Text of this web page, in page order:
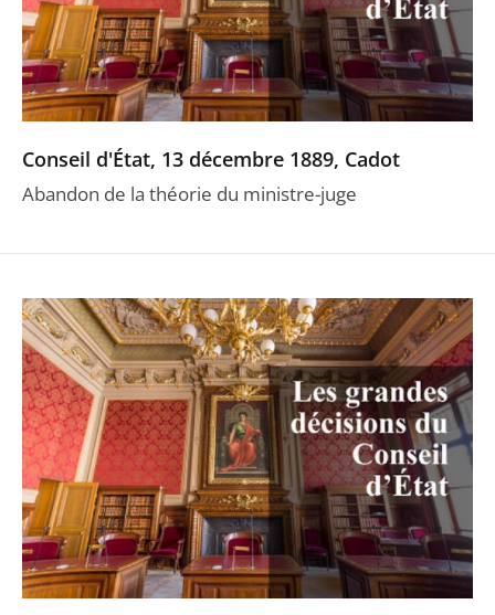
Conseil d'État, 13 décembre 1889, Cadot
Abandon de la théorie du ministre-juge